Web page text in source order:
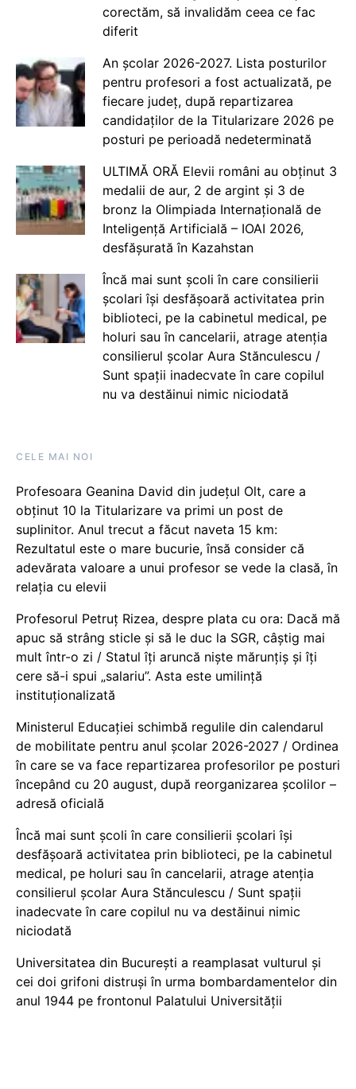
corectăm, să invalidăm ceea ce fac
diferit
An școlar 2026-2027. Lista posturilor
pentru profesori a fost actualizată, pe
fiecare județ, după repartizarea
candidaților de la Titularizare 2026 pe
posturi pe perioadă nedeterminată
ULTIMĂ ORĂ Elevii români au obținut 3
medalii de aur, 2 de argint și 3 de
bronz la Olimpiada Internațională de
Inteligență Artificială – IOAI 2026,
desfășurată în Kazahstan
Încă mai sunt școli în care consilierii
școlari își desfășoară activitatea prin
biblioteci, pe la cabinetul medical, pe
holuri sau în cancelarii, atrage atenția
consilierul școlar Aura Stănculescu /
Sunt spații inadecvate în care copilul
nu va destăinui nimic niciodată
CELE MAI NOI
Profesoara Geanina David din județul Olt, care a
obținut 10 la Titularizare va primi un post de
suplinitor. Anul trecut a făcut naveta 15 km:
Rezultatul este o mare bucurie, însă consider că
adevărata valoare a unui profesor se vede la clasă, în
relația cu elevii
Profesorul Petruț Rizea, despre plata cu ora: Dacă mă
apuc să strâng sticle și să le duc la SGR, câștig mai
mult într-o zi / Statul îți aruncă niște mărunțiș și îți
cere să-i spui „salariu”. Asta este umilință
instituționalizată
Ministerul Educației schimbă regulile din calendarul
de mobilitate pentru anul școlar 2026-2027 / Ordinea
în care se va face repartizarea profesorilor pe posturi
începând cu 20 august, după reorganizarea școlilor –
adresă oficială
Încă mai sunt școli în care consilierii școlari își
desfășoară activitatea prin biblioteci, pe la cabinetul
medical, pe holuri sau în cancelarii, atrage atenția
consilierul școlar Aura Stănculescu / Sunt spații
inadecvate în care copilul nu va destăinui nimic
niciodată
Universitatea din București a reamplasat vulturul și
cei doi grifoni distruși în urma bombardamentelor din
anul 1944 pe frontonul Palatului Universității